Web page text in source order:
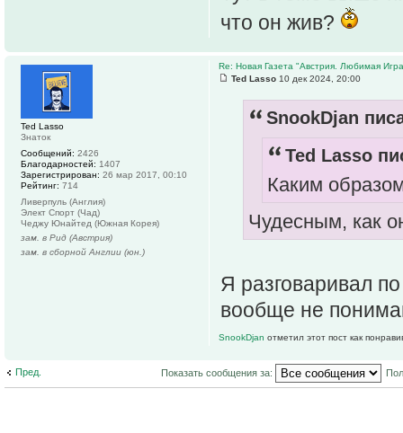
что он жив?
Re: Новая Газета "Австрия. Любимая
Ted Lasso 10 дек 2024, 20:00
SnookDjan
Ted Lasso
Каким
Чудесным, как
Я разговаривал
вообще не
SnookDjan отметил этот пост как
Ted Lasso
Знаток
Сообщений: 2426
Благодарностей: 1407
Зарегистрирован: 26 мар 2017, 00:10
Рейтинг: 714
Ливерпуль (Англия)
Элект Спорт (Чад)
Чеджу Юнайтед (Южная Корея)
зам. в Рид (Австрия)
зам. в сборной Англии (юн.)
Пред. Показать сообщения за: